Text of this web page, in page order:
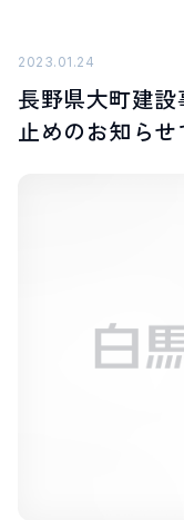
スキー場
HOT SPRING
温泉
LIVE CAMERA
ライブカメラ
ABOUT HAKUBA
2023.01.24
長野県大町建
止めのお知らせ